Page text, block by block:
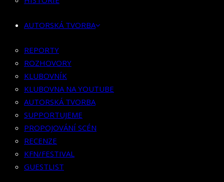
KLUBOVNA NA YOUTUBE
SUPPORTUJEME
PROPOJOVÁNÍ SCÉN
RECENZE
KFN/FESTIVAL
GUESTLIST
SPOLUPRÁCE
BOOKING
PR SPOLUPRÁCE
AUTORSKÁ TVORBA
REPORTY
ROZHOVORY
KLUBOVNÍK
KLUBOVNA NA YOUTUBE
AUTORSKÁ TVORBA
SUPPORTUJEME
PROPOJOVÁNÍ SCÉN
RECENZE
KFN/FESTIVAL
GUESTLIST